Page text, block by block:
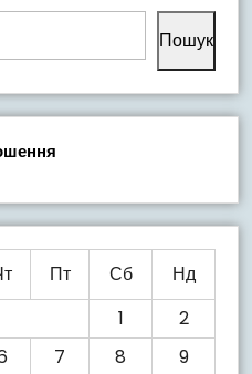
Пошук
Пт Сб
Нд
1
2
7 8 9